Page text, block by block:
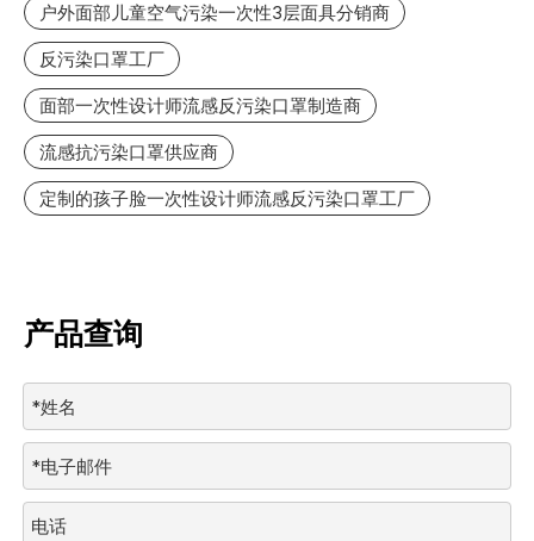
户外面部儿童空气污染一次性3层面具分销商
反污染口罩工厂
面部一次性设计师流感反污染口罩制造商
流感抗污染口罩供应商
定制的孩子脸一次性设计师流感反污染口罩工厂
产品查询